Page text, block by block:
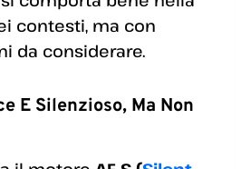
contesti, ma con
da considerare.
E Silenzioso, Ma Non